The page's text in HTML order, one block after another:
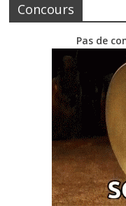
Concours
Pas de